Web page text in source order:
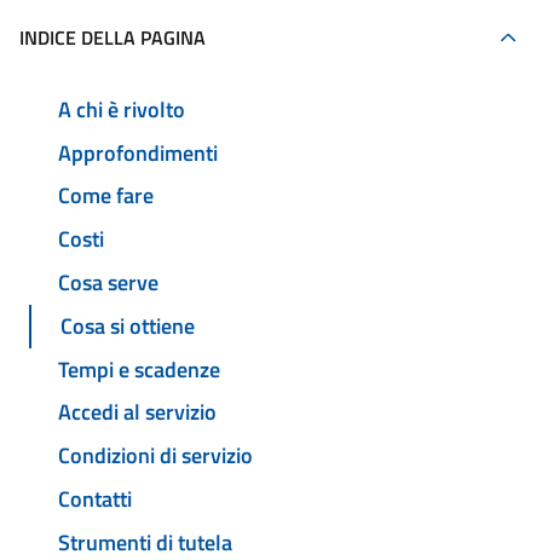
INDICE DELLA PAGINA
A chi è rivolto
Approfondimenti
Come fare
Costi
Cosa serve
Cosa si ottiene
Tempi e scadenze
Accedi al servizio
Condizioni di servizio
Contatti
Strumenti di tutela